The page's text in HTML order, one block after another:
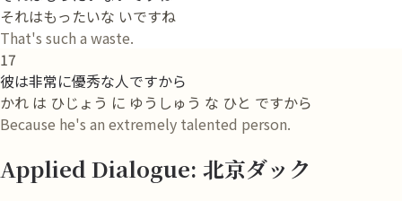
それはもったいな いですね
That's such a waste.
17
彼は非常に優秀な人ですから
かれ は ひじょう に ゆうしゅう な ひと ですから
Because he's an extremely talented person.
Applied Dialogue: 北京ダック